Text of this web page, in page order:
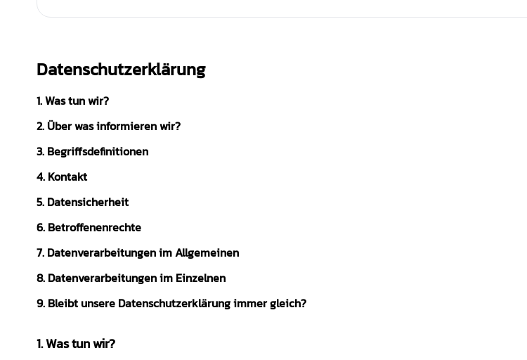
Datenschutzerklärung
1. Was tun wir?
2. Über was informieren wir?
3. Begriffsdefinitionen
4. Kontakt
5. Datensicherheit
6. Betroffenenrechte
7. Datenverarbeitungen im Allgemeinen
8. Datenverarbeitungen im Einzelnen
9. Bleibt unsere Datenschutzerklärung immer gleich?
Was tun wir?